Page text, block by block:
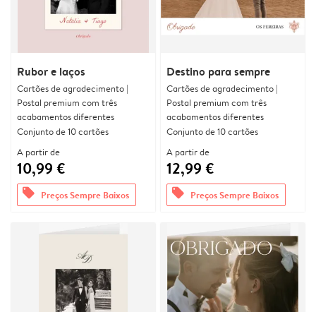
Rubor e laços
Cartões de agradecimento |
Postal premium com três
acabamentos diferentes
Conjunto de 10 cartões
A partir de
10,99 €
offers Preços Sempre Baixos
Destino para sempre
Cartões de agradecimento |
Postal premium com três
acabamentos diferentes
Conjunto de 10 cartões
A partir de
12,99 €
offers Preços Sempre Baixos